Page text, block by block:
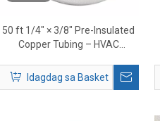
50 ft 1/4″ × 3/8″ Pre-Insulated
Copper Tubing – HVAC
Idagdag sa Basket